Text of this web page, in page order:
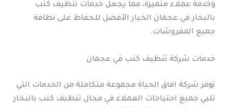
وخدمة عملاء متميزة، مما يجعل خدمات تنظيف كنب
بالبخار في عجمان الخيار الأفضل للحفاظ على نظافة
جميع المفروشات.
خدمات شركة تنظيف كنب في عجمان
توفر شركة افاق الحياة مجموعة متكاملة من الخدمات التي
تلبي جميع احتياجات العملاء في مجال تنظيف كنب بالبخار